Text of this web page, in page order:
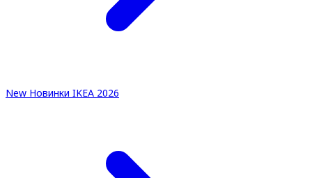
New Новинки IKEA 2026